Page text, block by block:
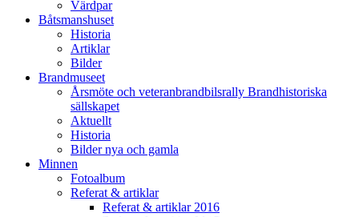
Värdpar
Båtsmanshuset
Historia
Artiklar
Bilder
Brandmuseet
Årsmöte och veteranbrandbilsrally Brandhistoriska
sällskapet
Aktuellt
Historia
Bilder nya och gamla
Minnen
Fotoalbum
Referat & artiklar
Referat & artiklar 2016